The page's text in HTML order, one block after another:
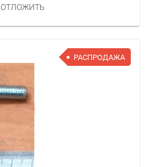
ОТЛОЖИТЬ
РАСПРОДАЖА